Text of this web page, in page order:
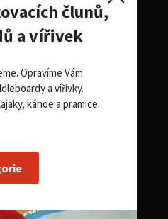
člunů,
a vířivek
Opravíme Vám
a vířivky.
kánoe a pramice.